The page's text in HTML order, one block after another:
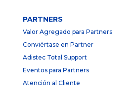
PARTNERS
Valor Agregado para Partners
Conviértase en Partner
Adistec Total Support
Eventos para Partners
Atención al Cliente